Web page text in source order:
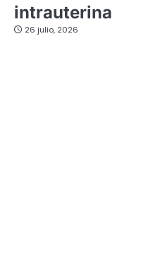
intrauterina
26 julio, 2026